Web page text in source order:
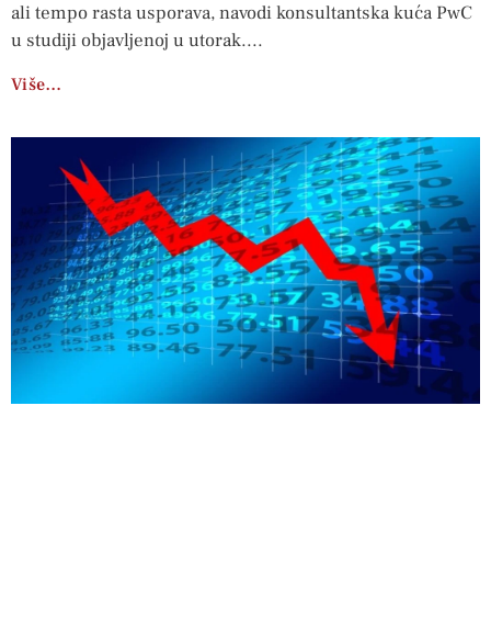
ali tempo rasta usporava, navodi konsultantska kuća PwC
u studiji objavljenoj u utorak.
Više…